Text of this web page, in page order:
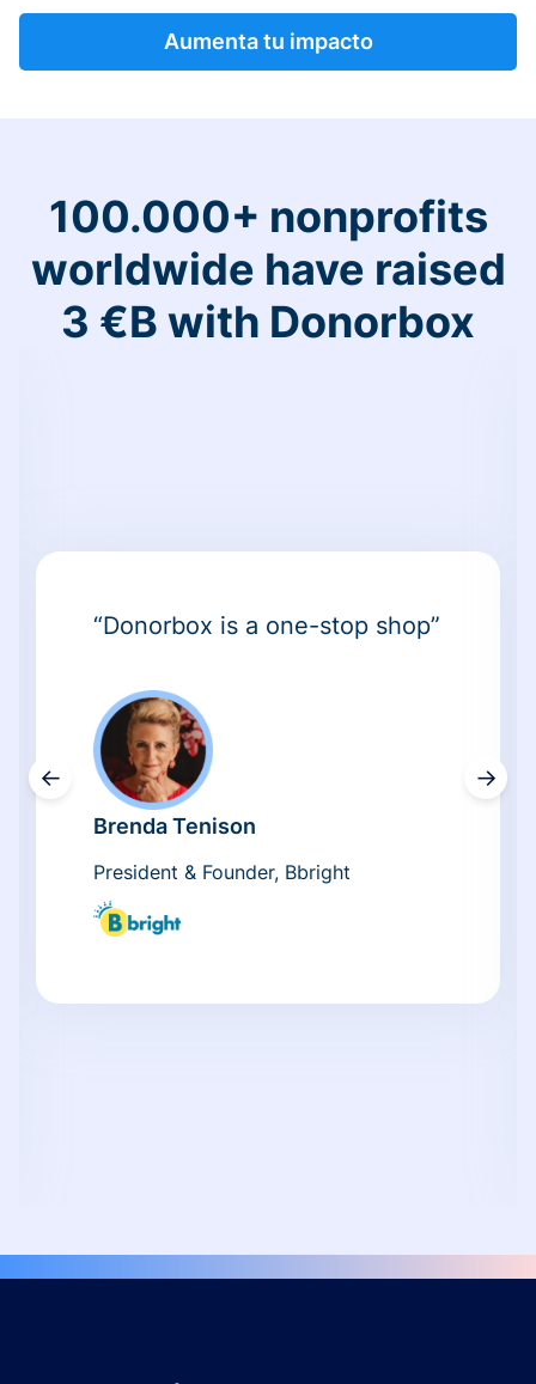
Aumenta tu impacto
100.000+ nonprofits
worldwide have raised
3 €B with Donorbox
←
“Donorbox is a one-stop shop”
Brenda Tenison
President & Founder, Bbright
→